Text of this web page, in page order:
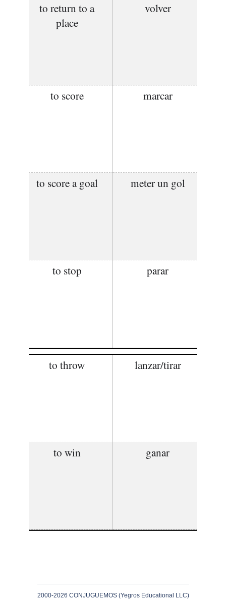
to return to a
place
volver
to score marcar
to score a goal meter un gol
to stop parar
to throw lanzar/tirar
to win ganar
2000-2026 CONJUGUEMOS (Yegros Educational LLC)